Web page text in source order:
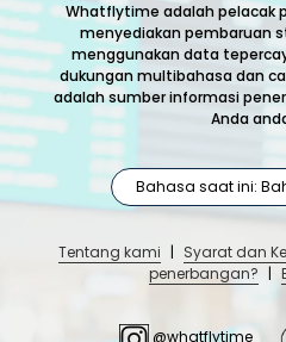
Whatflytime adalah pelacak
menyediakan pembaruan
menggunakan data
dukungan multibahasa dan
adalah sumber informasi
Anda
Bahasa saat ini:
Tentang kami | Syarat dan
penerbangan? |
@whatflytime